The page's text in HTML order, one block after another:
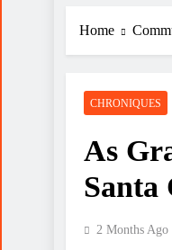
Home
CHRONIQUES
As
Santa
2 Months Ago